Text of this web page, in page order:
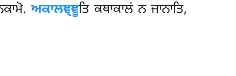
ਅਕਾਲਞ੍ਞੂਤਿ ਕਥਾਕਾਲਂ ਨ ਜਾਨਾਤਿ,